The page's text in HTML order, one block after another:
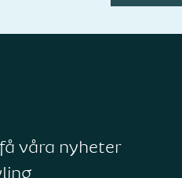
våra nyheter